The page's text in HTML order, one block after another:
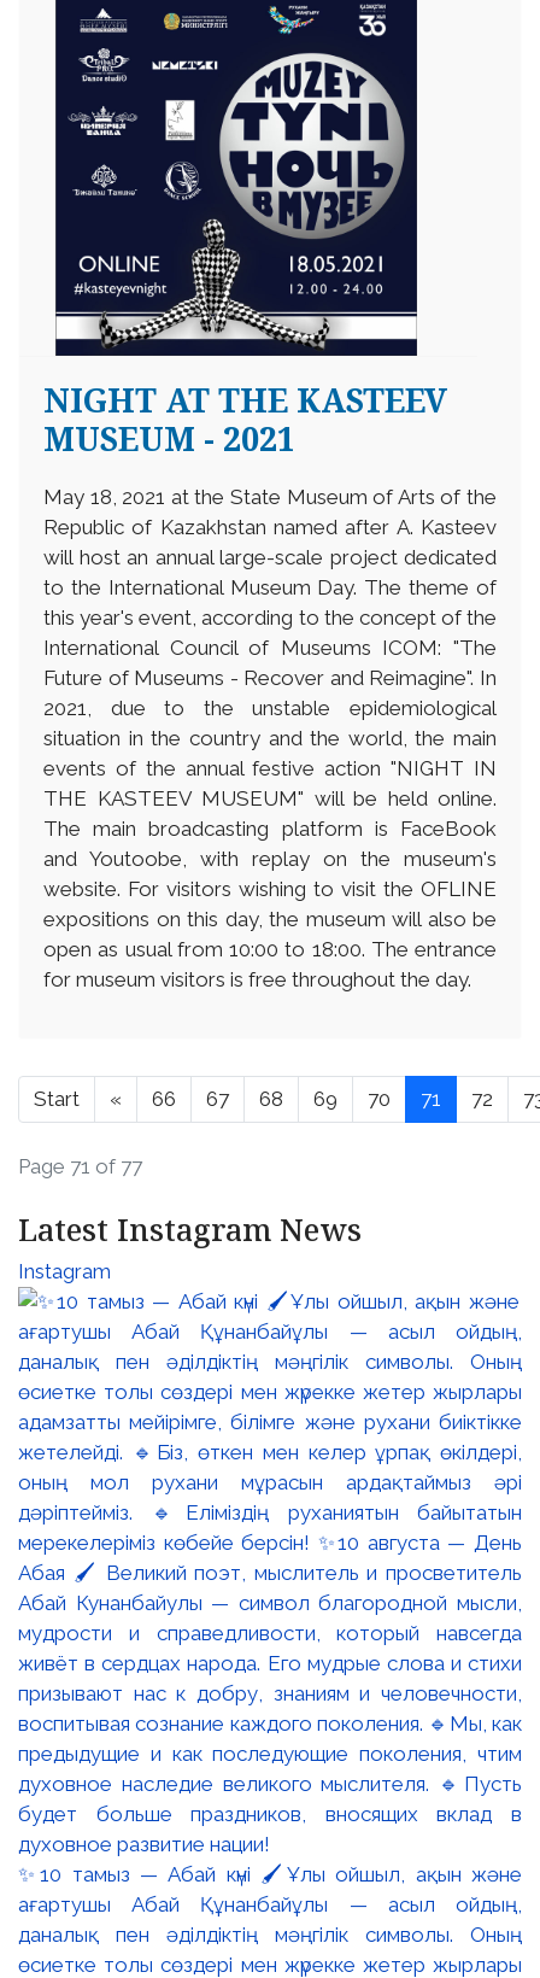
NIGHT AT THE KASTEEV
MUSEUM - 2021
May 18, 2021 at the State Museum of Arts of the
Republic of Kazakhstan named after A. Kasteev
will host an annual large-scale project dedicated
to the International Museum Day. The theme of
this year's event, according to the concept of the
International Council of Museums ICOM: "The
Future of Museums - Recover and Reimagine". In
2021, due to the unstable epidemiological
situation in the country and the world, the main
events of the annual festive action "NIGHT IN
THE KASTEEV MUSEUM" will be held online.
The main broadcasting platform is FaceBook
and Youtoobe, with replay on the museum's
website. For visitors wishing to visit the OFLINE
expositions on this day, the museum will also be
open as usual from 10:00 to 18:00. The entrance
for museum visitors is free throughout the day.
Start « 66 67 68 69 70 71 72
Page 71 of 77
Latest Instagram News
Instagram
✨10 тамыз — Абай күні 🖌️Ұлы ойшыл, ақын және
ағартушы Абай Құнанбайұлы — асыл ойдың,
даналық пен әділдіктің мәңгілік символы. Оның
өсиетке толы сөздері мен жүрекке жетер жырлары